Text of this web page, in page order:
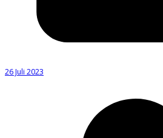
26 Juli 2023